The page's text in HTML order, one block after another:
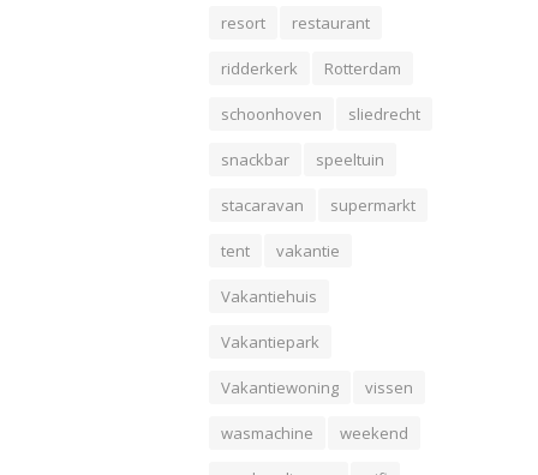
resort restaurant
ridderkerk Rotterdam
schoonhoven sliedrecht
snackbar speeltuin
stacaravan supermarkt
tent vakantie
Vakantiehuis
Vakantiepark
Vakantiewoning vissen
wasmachine weekend